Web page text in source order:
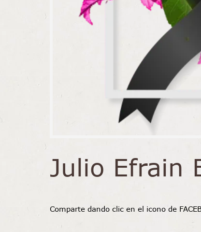
Julio Efrain
Comparte dando clic en el icono de